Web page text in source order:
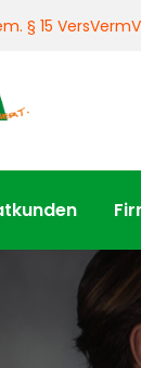
§ 15 VersVermV